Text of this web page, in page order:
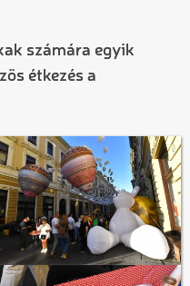
számára egyik
étkezés a